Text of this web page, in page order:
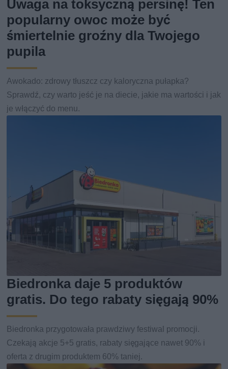
Uwaga na toksyczną persinę! Ten
popularny owoc może być
śmiertelnie groźny dla Twojego
pupila
Awokado: zdrowy tłuszcz czy kaloryczna pułapka?
Sprawdź, czy warto jeść je na diecie, jakie ma wartości i jak
je włączyć do menu.
Biedronka daje 5 produktów
gratis. Do tego rabaty sięgają 90%
Biedronka przygotowała prawdziwy festiwal promocji.
Czekają akcje 5+5 gratis, rabaty sięgające nawet 90% i
oferta z drugim produktem 60% taniej.